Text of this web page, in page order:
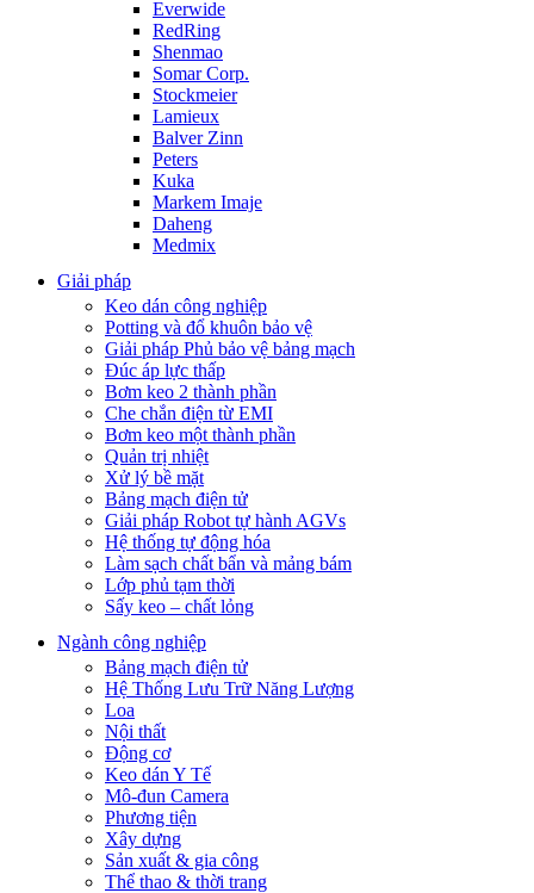
Everwide
RedRing
Shenmao
Somar Corp.
Stockmeier
Lamieux
Balver Zinn
Peters
Kuka
Markem Imaje
Daheng
Medmix
Giải pháp
Keo dán công nghiệp
Potting và đổ khuôn bảo vệ
Giải pháp Phủ bảo vệ bảng mạch
Đúc áp lực thấp
Bơm keo 2 thành phần
Che chắn điện từ EMI
Bơm keo một thành phần
Quản trị nhiệt
Xử lý bề mặt
Bảng mạch điện tử
Giải pháp Robot tự hành AGVs
Hệ thống tự động hóa
Làm sạch chất bẩn và mảng bám
Lớp phủ tạm thời
Sấy keo – chất lỏng
Ngành công nghiệp
Bảng mạch điện tử
Hệ Thống Lưu Trữ Năng Lượng
Loa
Nội thất
Động cơ
Keo dán Y Tế
Mô-đun Camera
Phương tiện
Xây dựng
Sản xuất & gia công
Thể thao & thời trang